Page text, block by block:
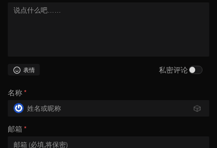
表情 私密评论
名称 *
🎲
邮箱 *